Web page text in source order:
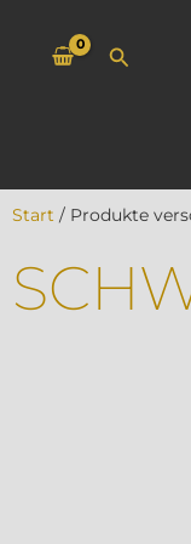
Inhalt
Suchen
Start / Produkte